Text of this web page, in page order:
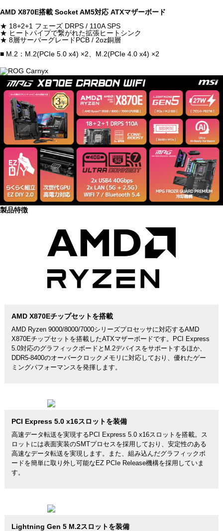
AMD X870E搭載 Socket AM5対応 ATXマザーボード
★ 18+2+1 フェーズ DRPS / 110A SPS
★ ヒートパイプで繋がれた拡張ヒートシンク
★ 8層サーバーグレードPCB / 2oz銅層
■ M.2：M.2(PCIe 5.0 x4) ×2、M.2(PCIe 4.0 x4) ×2
製品特徴
AMD X870Eチップセットを搭載
AMD Ryzen 9000/8000/7000シリーズプロセッサに対応するAMD
X870Eチップセットを搭載したATXマザーボードです。PCI Express
5.0対応のグラフィックボードとM.2デバイスをサポートするほか、
DDR5-8400のオーバークロックメモリに対応しており、優れたゲー
ミングパフォーマンスを発揮します。
PCI Express 5.0 x16スロットを装備
高速データ転送を実現するPCI Express 5.0 x16スロットを搭載。ス
ロットには表面実装のSMTプロセスを採用しており、安定性のある
高速なデータ転送を実現します。また、組み込んだグラフィックボ
ードを簡単に取り外し可能なEZ PCIe Release機構を採用していま
す。
Lightning Gen 5 M.2スロットを装備